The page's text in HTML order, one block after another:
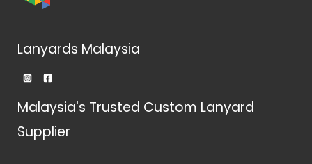
Lanyards Malaysia
Malaysia's Trusted Custom Lanyard
Supplier